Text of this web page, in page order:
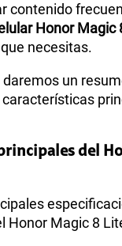
contenido
Honor Magic
necesitas.
un
del
Honor Magic 8